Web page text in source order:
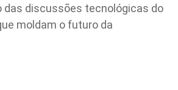
das discussões tecnológicas do
moldam o futuro da